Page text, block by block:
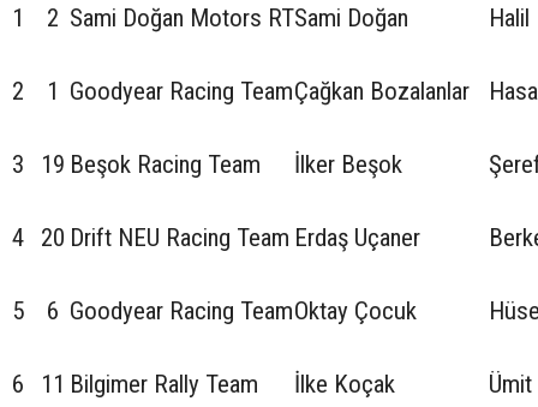
1 2 Sami Doğan Motors RTSami Doğan Halil
2 1 Goodyear Racing TeamÇağkan Bozalanlar
3 19 Beşok Racing Team İlker Beşok
4 20 Drift NEU Racing Team Erdaş Uçaner
5 6 Goodyear Racing TeamOktay Çocuk
6 11 Bilgimer Rally Team İlke Koçak